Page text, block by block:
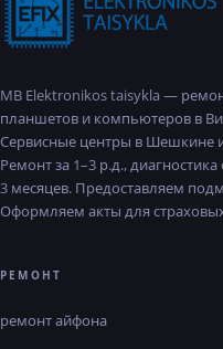
MB Elektronikos taisykla —
планшетов и компьютеров в
Сервисные центры в Шешкине
Ремонт за 1–3 р.д., диагностика
3 месяцев. Предоставляем
Оформляем акты для
РЕМОНТ
ремонт айфона